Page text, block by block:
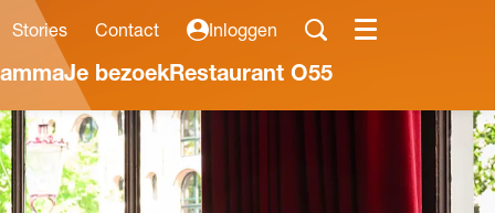
Stories Contact Inloggen
Je bezoekRestaurant O55
Menu